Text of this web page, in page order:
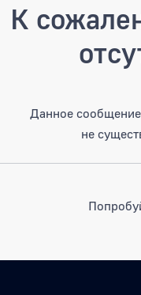
К
Данное
не